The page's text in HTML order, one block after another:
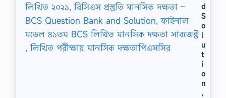
d
S
o
l
u
t
i
o
n
,